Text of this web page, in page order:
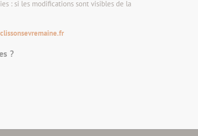
: si les modifications sont visibles de la
?